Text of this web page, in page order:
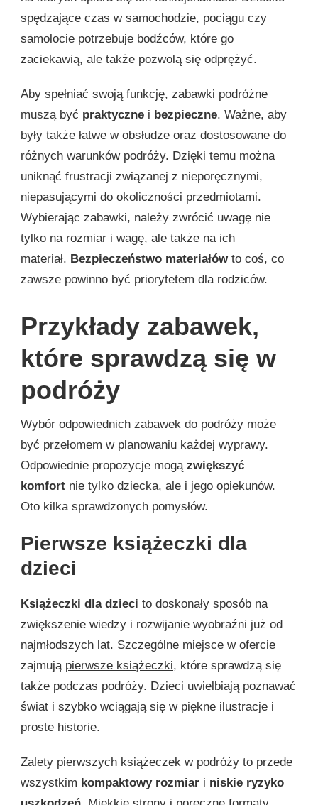
spędzające czas w samochodzie, pociągu czy
samolocie potrzebuje bodźców, które go
zaciekawią, ale także pozwolą się odprężyć.
Aby spełniać swoją funkcję, zabawki podróżne
muszą być praktyczne i bezpieczne. Ważne, aby
były także łatwe w obsłudze oraz dostosowane do
różnych warunków podróży. Dzięki temu można
uniknąć frustracji związanej z nieporęcznymi,
niepasującymi do okoliczności przedmiotami.
Wybierając zabawki, należy zwrócić uwagę nie
tylko na rozmiar i wagę, ale także na ich
materiał. Bezpieczeństwo materiałówto coś, co
zawsze powinno być priorytetem dla rodziców.
Przykłady zabawek,
które sprawdzą się w
podróży
Wybór odpowiednich zabawek do podróży może
być przełomem w planowaniu każdej wyprawy.
Odpowiednie propozycje mogą zwiększyć
komfort nie tylko dziecka, ale i jego opiekunów.
Oto kilka sprawdzonych pomysłów.
Pierwsze książeczki dla
dzieci
Książeczki dla dzieci to doskonały sposób na
zwiększenie wiedzy i rozwijanie wyobraźni już od
najmłodszych lat. Szczególne miejsce w ofercie
zajmują pierwsze książeczki, które sprawdzą się
także podczas podróży. Dzieci uwielbiają poznawać
świat i szybko wciągają się w piękne ilustracje i
proste historie.
Zalety pierwszych książeczek w podróży to przede
wszystkim kompaktowy rozmiar i niskie ryzyko